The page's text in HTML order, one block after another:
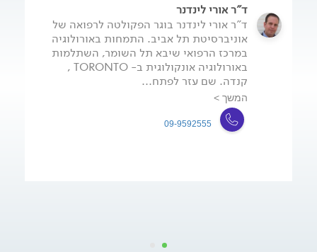
ד"ר אורי לינדנר
ד"ר אורי לינדנר בוגר הפקולטה לרפואה של
אוניברסיטת תל אביב. התמחות באורולוגיה
במרכז הרפואי שיבא תל השומר, השתלמות
באורולוגיה אונקולוגית ב- TORONTO ,
קנדה. שם עזר לפתח...
המשך >
09-9592555